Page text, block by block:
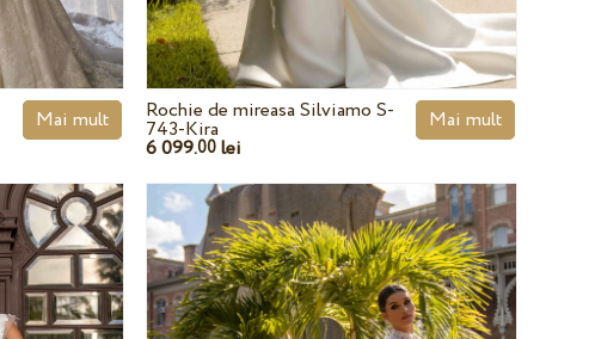
Mai mult Rochie de mireasa Silviamo S-
743-Kira
6 099.00lei
Mai mult